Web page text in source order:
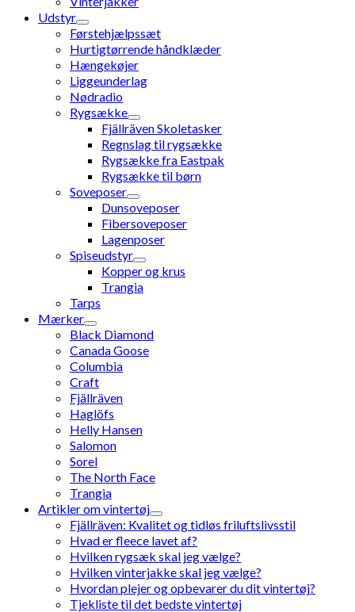
Udstyr
Førstehjælpssæt
Hurtigtørrende håndklæder
Hængekøjer
Liggeunderlag
Nødradio
Rygsække
Fjällräven Skoletasker
Regnslag til rygsække
Rygsække fra Eastpak
Rygsække til børn
Soveposer
Dunsoveposer
Fibersoveposer
Lagenposer
Spiseudstyr
Kopper og krus
Trangia
Tarps
Mærker
Black Diamond
Canada Goose
Columbia
Craft
Fjällräven
Haglöfs
Helly Hansen
Salomon
Sorel
The North Face
Trangia
Artikler om vintertøj
Fjällräven: Kvalitet og tidløs friluftslivsstil
Hvad er fleece lavet af?
Hvilken rygsæk skal jeg vælge?
Hvilken vinterjakke skal jeg vælge?
Hvordan plejer og opbevarer du dit vintertøj?
Tjekliste til det bedste vintertøj